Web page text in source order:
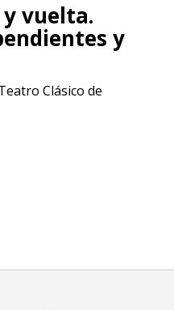
vuelta.
y
Clásico de